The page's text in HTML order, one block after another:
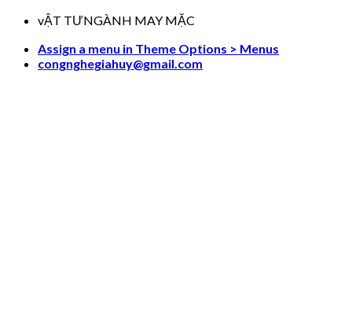
Skip
content
vẬT TƯNGÀNH MAY MẶC
Assign a menu in Theme Options > Menus
congnghegiahuy@gmail.com